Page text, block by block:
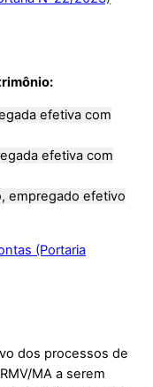
efetiva com
efetiva com
empregado efetivo
(Portaria
dos processos de
MA a serem